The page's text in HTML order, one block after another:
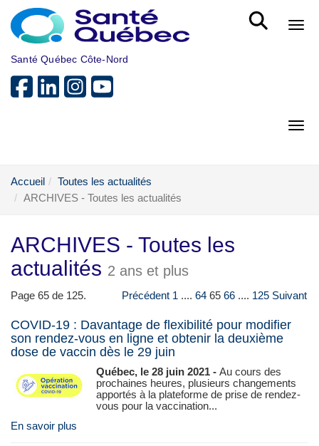
Aller au menu principal
Santé Québec Côte-Nord
Accueil
Toutes les actualités
ARCHIVES - Toutes les actualités
ARCHIVES - Toutes les
actualités 2 ans et plus
Page 65 de 125. Précédent 1 .... 64 65 66 .... 125 Suivant
COVID-19 : Davantage de flexibilité pour modifier
son rendez-vous en ligne et obtenir la deuxième
dose de vaccin dès le 29 juin
Québec, le 28 juin 2021 - Au cours des
prochaines heures, plusieurs changements
apportés à la plateforme de prise de rendez-
vous pour la vaccination...
En savoir plus